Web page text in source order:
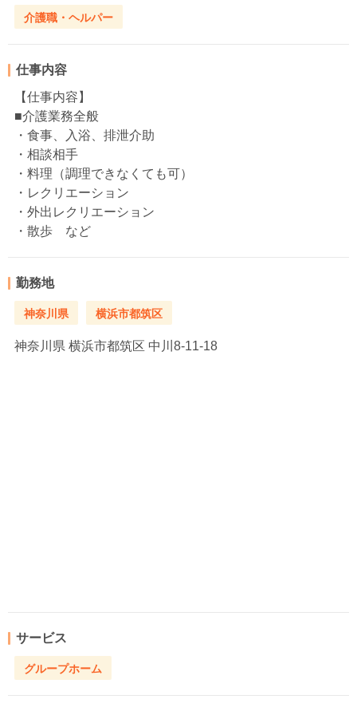
介護職・ヘルパー
仕事内容
【仕事内容】
■介護業務全般
・食事、入浴、排泄介助
・相談相手
・料理（調理できなくても可）
・レクリエーション
・外出レクリエーション
・散歩 など
勤務地
神奈川県 横浜市都筑区
神奈川県 横浜市都筑区 中川8-11-18
サービス
グループホーム